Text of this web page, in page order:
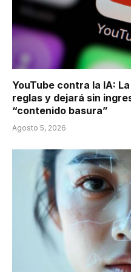
YouTube contra la IA:
reglas y dejará sin
“contenido basura”
Agosto 5, 2026